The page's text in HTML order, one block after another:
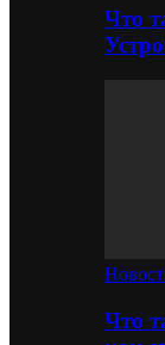
Что
Что